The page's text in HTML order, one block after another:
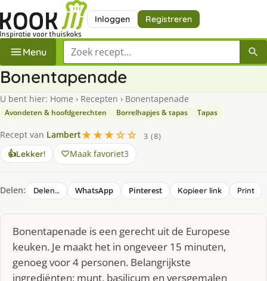
Inloggen Registreren
Menu Zoek een recept
Bonentapenade
U bent hier: Home › Recepten › Bonentapenade
Avondeten & hoofdgerechten Borrelhapjes & tapas Tapas
Recept van Lambert★★★☆☆
3 (8)
👍Lekker! Maak favoriet3
Delen: Delen… WhatsApp Pinterest Kopieer link Print
Bonentapenade is een gerecht uit de Europese
keuken. Je maakt het in ongeveer 15 minuten,
genoeg voor 4 personen. Belangrijkste
ingrediënten: munt, basilicum en versgemalen